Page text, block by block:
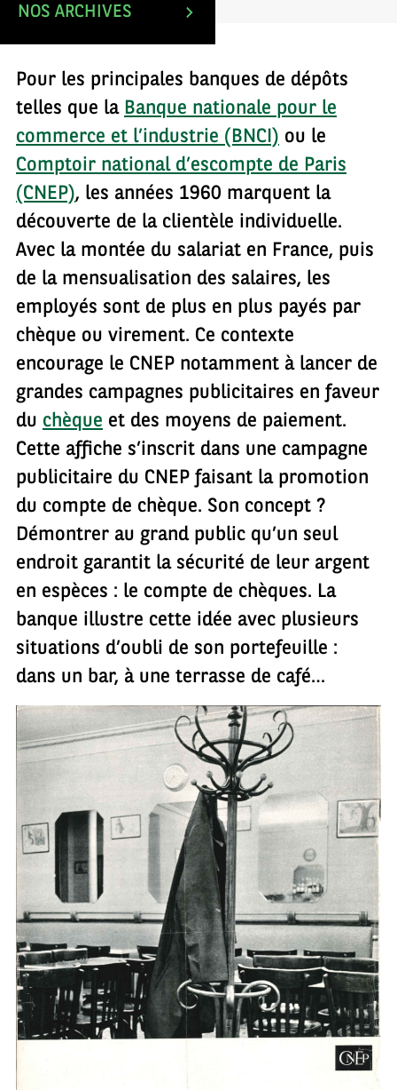
NOS ARCHIVES
Pour les principales banques de dépôts
telles que la Banque nationale pour le
commerce et l’industrie (BNCI) ou le
Comptoir national d’escompte de Paris
(CNEP), les années 1960 marquent la
découverte de la clientèle individuelle.
Avec la montée du salariat en France, puis
de la mensualisation des salaires, les
employés sont de plus en plus payés par
chèque ou virement. Ce contexte
encourage le CNEP notamment à lancer de
grandes campagnes publicitaires en faveur
du chèque et des moyens de paiement.
Cette affiche s’inscrit dans une campagne
publicitaire du CNEP faisant la promotion
du compte de chèque. Son concept ?
Démontrer au grand public qu’un seul
endroit garantit la sécurité de leur argent
en espèces : le compte de chèques. La
banque illustre cette idée avec plusieurs
situations d’oubli de son portefeuille :
dans un bar, à une terrasse de café…